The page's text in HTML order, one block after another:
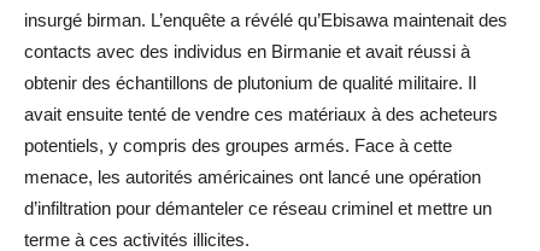
insurgé birman. L’enquête a révélé qu’Ebisawa maintenait des
contacts avec des individus en Birmanie et avait réussi à
obtenir des échantillons de plutonium de qualité militaire. Il
avait ensuite tenté de vendre ces matériaux à des acheteurs
potentiels, y compris des groupes armés. Face à cette
menace, les autorités américaines ont lancé une opération
d’infiltration pour démanteler ce réseau criminel et mettre un
terme à ces activités illicites.